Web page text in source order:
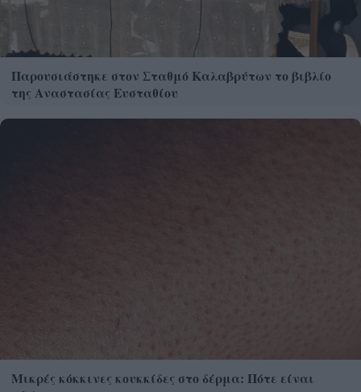
Παρουσιάστηκε στον Σταθμό Καλαβρύτων το βιβλίο
της Αναστασίας Ευσταθίου
Μικρές κόκκινες κουκκίδες στο δέρμα: Πότε είναι